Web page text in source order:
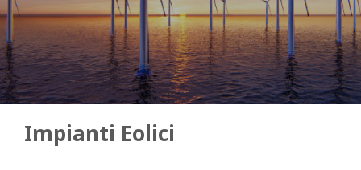
Impianti Eolici